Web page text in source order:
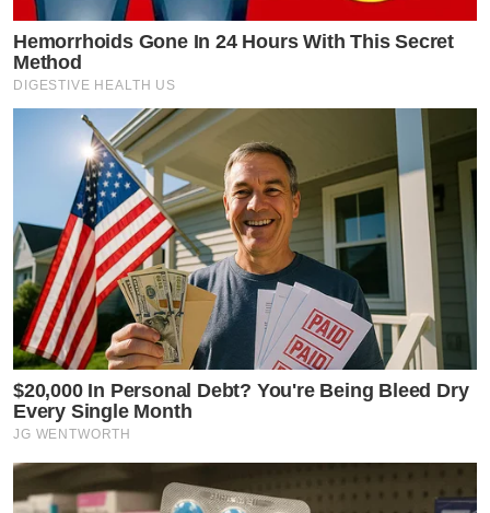
Hemorrhoids Gone In 24 Hours With This Secret
Method
DIGESTIVE HEALTH US
$20,000 In Personal Debt? You're Being Bleed Dry
Every Single Month
JG WENTWORTH